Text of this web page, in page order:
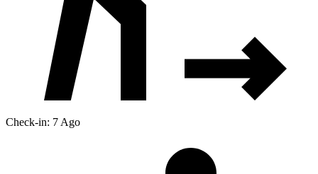
Check-in: 7 Ago